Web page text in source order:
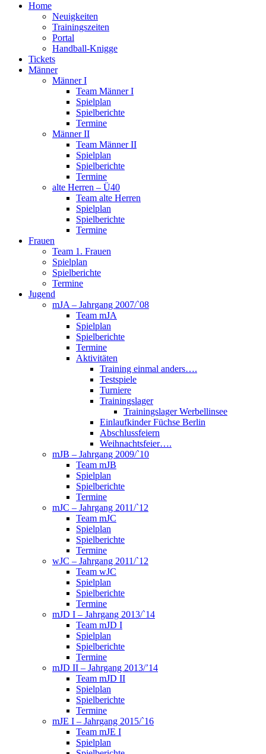
Home
Neuigkeiten
Trainingszeiten
Portal
Handball-Knigge
Tickets
Männer
Männer I
Team Männer I
Spielplan
Spielberichte
Termine
Männer II
Team Männer II
Spielplan
Spielberichte
Termine
alte Herren – Ü40
Team alte Herren
Spielplan
Spielberichte
Termine
Frauen
Team 1. Frauen
Spielplan
Spielberichte
Termine
Jugend
mJA – Jahrgang 2007/`08
Team mJA
Spielplan
Spielberichte
Termine
Aktivitäten
Training einmal anders….
Testspiele
Turniere
Trainingslager
Trainingslager Werbellinsee
Einlaufkinder Füchse Berlin
Abschlussfeiern
Weihnachtsfeier….
mJB – Jahrgang 2009/`10
Team mJB
Spielplan
Spielberichte
Termine
mJC – Jahrgang 2011/`12
Team mJC
Spielplan
Spielberichte
Termine
wJC – Jahrgang 2011/`12
Team wJC
Spielplan
Spielberichte
Termine
mJD I – Jahrgang 2013/`14
Team mJD I
Spielplan
Spielberichte
Termine
mJD II – Jahrgang 2013/’14
Team mJD II
Spielplan
Spielberichte
Termine
mJE I – Jahrgang 2015/`16
Team mJE I
Spielplan